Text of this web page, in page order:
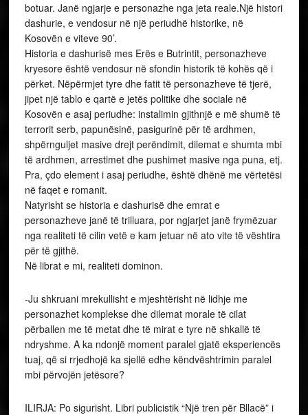
botuar. Janë ngjarje e personazhe nga jeta reale.Një histori
dashurie, e vendosur në një periudhë historike, në
Kosovën e viteve 90’.
Historia e dashurisë mes Erës e Butrintit, personazheve
kryesore është vendosur në sfondin historik të kohës që i
përket. Nëpërmjet tyre dhe fatit të personazheve të tjerë,
jipet një tablo e qartë e jetës politike dhe sociale në
Kosovën e asaj periudhe: instalimin gjithnjë e më shumë të
terrorit serb, papunësinë, pasigurinë për të ardhmen,
shpërnguljet masive drejt perëndimit, dilemat e shumta mbi
të ardhmen, arrestimet dhe pushimet masive nga puna, etj.
Pra, çdo element i asaj periudhe, është dhënë me vërtetësi
në faqet e romanit.
Natyrisht se historia e dashurisë dhe emrat e
personazheve janë të trilluara, por ngjarjet janë frymëzuar
nga realiteti të cilin vetë e kam jetuar në ato vite të vështira
për të gjithë.
Në librat e mi, realiteti dominon.
-Ju shkruani mrekullisht e mjeshtërisht në lidhje me
personazhet komplekse dhe dilemat morale të cilat
përballen me të metat dhe të mirat e tyre në shkallë të
ndryshme. A ka ndonjë moment paralel gjatë eksperiencës
tuaj, që si rrjedhojë ka sjellë edhe këndvështrimin paralel
mbi përvojën jetësore?
ILIRJA: Po sigurisht. Libri publicistik “Një tren për Bllacë” i